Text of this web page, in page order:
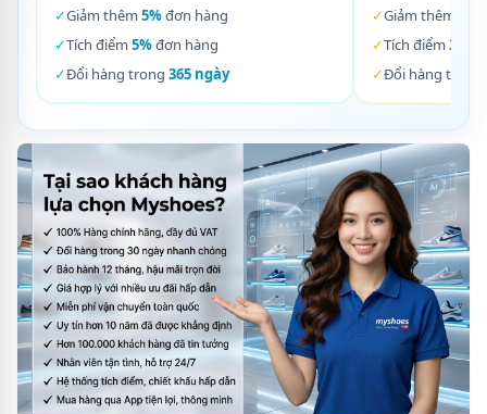
✓Giảm thêm 5%đơn hàng
✓Tích điểm 5%đơn hàng
✓Đổi hàng trong 365 ngày
✓Giảm thêm
✓Tích điểm 3%
✓Đổi hàng trong